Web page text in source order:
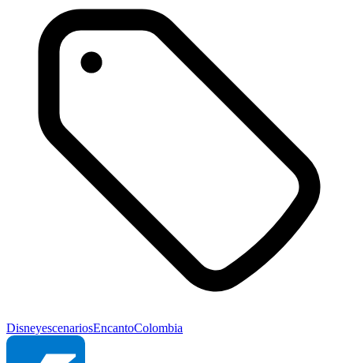
DisneyescenariosEncantoColombia